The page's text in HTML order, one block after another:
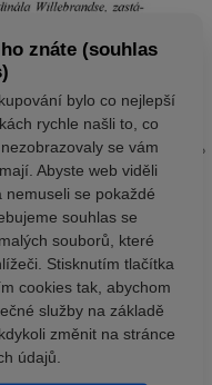
znáte (souhlas
bylo co nejlepší
rychle našli to, co
se vám
Abyste web viděli
se pokaždé
souhlas se
souborů, které
Stisknutím tlačítka
cookies tak, abychom
služby na základě
změnit na stránce
údajů.